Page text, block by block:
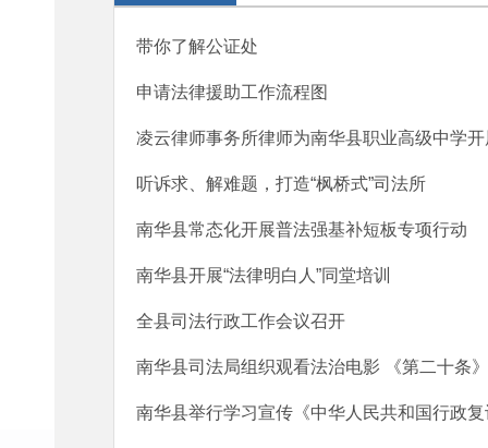
带你了解公证处
申请法律援助工作流程图
凌云律师事务所律师为南华县职业高级中学
听诉求、解难题，打造“枫桥式”司法所
南华县常态化开展普法强基补短板专项行动
南华县开展“法律明白人”同堂培训
全县司法行政工作会议召开
南华县司法局组织观看法治电影 《第二十条》
南华县举行学习宣传《中华人民共和国行政